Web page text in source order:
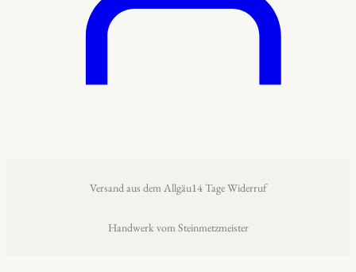
Versand aus dem Allgäu14 Tage Widerruf
Handwerk vom Steinmetzmeister